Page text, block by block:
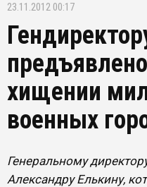
23.11.2012 00:17
хищении
военных
Генеральному
Александру Елькину,